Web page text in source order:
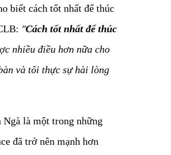
biết cách tốt nhất để thúc
"Cách tốt nhất để thúc
nhiều điều hơn nữa cho
và tôi thực sự hài lòng
là một trong những
đã trở nên mạnh hơn